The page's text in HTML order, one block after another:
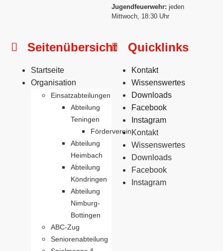
Jugendfeuerwehr: jeden
Mittwoch, 18:30 Uhr
Seitenübersicht
Startseite
Organisation
Einsatzabteilungen
Abteilung
Teningen
Förderverein
Abteilung
Heimbach
Abteilung
Köndringen
Abteilung
Nimburg-
Bottingen
ABC-Zug
Seniorenabteilung
Quicklinks
Kontakt
Wissenswertes
Downloads
Facebook
Instagram
Kontakt
Wissenswertes
Downloads
Facebook
Instagram